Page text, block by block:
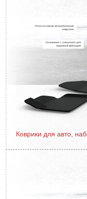
Коврики для авто,